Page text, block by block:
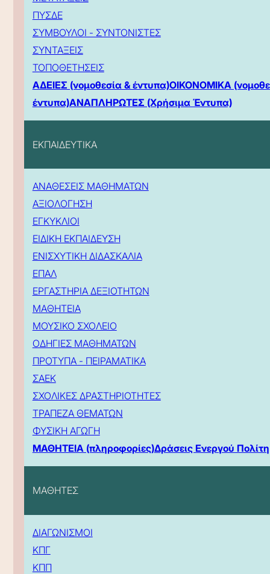
ΠΥΣΔΕ
ΣΥΜΒΟΥΛΟΙ - ΣΥΝΤΟΝΙΣΤΕΣ
ΣΥΝΤΑΞΕΙΣ
ΤΟΠΟΘΕΤΗΣΕΙΣ
ΑΔΕΙΕΣ (νομοθεσία & έντυπα)ΟΙΚΟΝΟΜΙΚΑ
έντυπα)ΑΝΑΠΛΗΡΩΤΕΣ (Χρήσιμα Έντυπα)
ΕΚΠΑΙΔΕΥΤΙΚΑ
ΑΝΑΘΕΣΕΙΣ ΜΑΘΗΜΑΤΩΝ
ΑΞΙΟΛΟΓΗΣΗ
ΕΓΚΥΚΛΙΟΙ
ΕΙΔΙΚΗ ΕΚΠΑΙΔΕΥΣΗ
ΕΝΙΣΧΥΤΙΚΗ ΔΙΔΑΣΚΑΛΙΑ
ΕΠΑΛ
ΕΡΓΑΣΤΗΡΙΑ ΔΕΞΙΟΤΗΤΩΝ
ΜΑΘΗΤΕΙΑ
ΜΟΥΣΙΚΟ ΣΧΟΛΕΙΟ
ΟΔΗΓΙΕΣ ΜΑΘΗΜΑΤΩΝ
ΠΡΟΤΥΠΑ - ΠΕΙΡΑΜΑΤΙΚΑ
ΣΑΕΚ
ΣΧΟΛΙΚΕΣ ΔΡΑΣΤΗΡΙΟΤΗΤΕΣ
ΤΡΑΠΕΖΑ ΘΕΜΑΤΩΝ
ΦΥΣΙΚΗ ΑΓΩΓΗ
ΜΑΘΗΤΕΙΑ (πληροφορίες)Δράσεις Ενεργού Πολίτη
ΜΑΘΗΤΕΣ
ΔΙΑΓΩΝΙΣΜΟΙ
ΚΠΓ
ΚΠΠ